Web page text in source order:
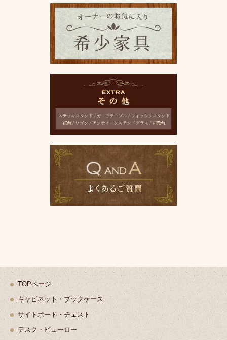
TOPページ
キャビネット・ブックケース
サイドボード・チェスト
デスク・ビューロー